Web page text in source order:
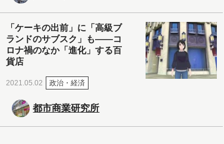
「ケーキの出前」に「高級ブ
ランドのサブスク」も――コ
ロナ禍のなか「進化」する百
貨店
2021.05.02 政治・経済
都市商業研究所